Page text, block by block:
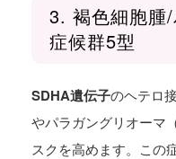
3. 褐色細胞腫
症候群5型
SDHA遺伝子のヘテロ
やパラガングリオーマ
スクを高めます。この